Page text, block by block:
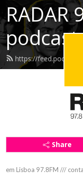
RADAR
https://
Share
em Lisboa 97.8FM ///